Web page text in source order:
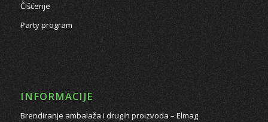
Čišćenje
Party program
INFORMACIJE
Brendiranje ambalaža i drugih proizvoda – Elmag